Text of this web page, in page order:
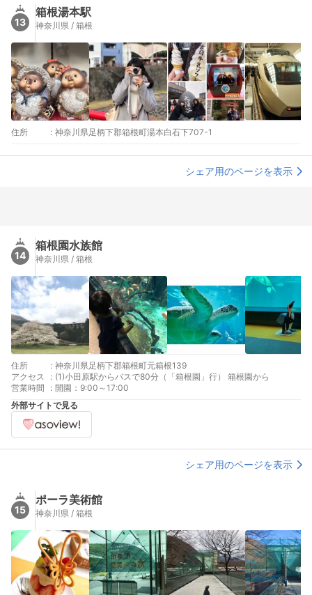
13
箱根湯本駅
神奈川県 / 箱根
住所 : 神奈川県足柄下郡箱根町湯本白石下707-1
シェア用のページを表示
14
箱根園水族館
神奈川県 / 箱根
住所 : 神奈川県足柄下郡箱根町元箱根139
アクセス
:
(1)小田原駅からバスで80分（「箱根園」行） 箱根園から
営業時間
: 開園：9:00～17:00
外部サイトで見る
シェア用のページを表示
15
ポーラ美術館
神奈川県 / 箱根